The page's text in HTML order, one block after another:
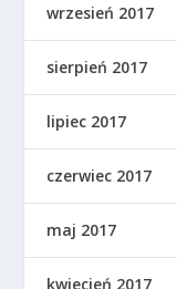
wrzesień 2017
sierpień 2017
lipiec 2017
czerwiec 2017
maj 2017
kwiecień 2017